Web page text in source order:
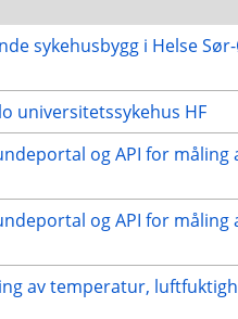
sykehusbygg i Helse
universitetssykehus HF
og API for måling
og API for
av temperatur,